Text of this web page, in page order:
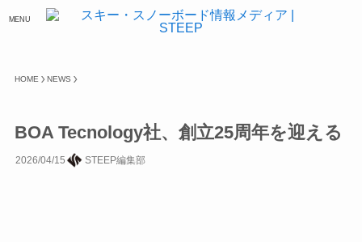
MENU
HOME NEWS
BOA Tecnology社、創立25周年を迎える
2026/04/15 STEEP編集部